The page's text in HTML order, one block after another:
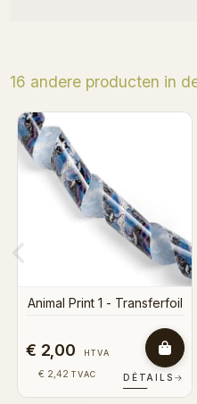
16 andere producten in
Silver transfer foil
HTVA
TVAC DÉTAILS→
€